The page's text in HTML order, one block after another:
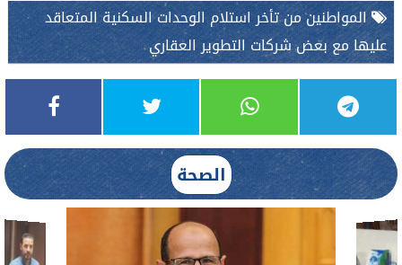
المواطنين من تأخر استلام الوحدات السكنية المتعاقد
عليها مع بعض شركات التطوير العقاري
الصحة